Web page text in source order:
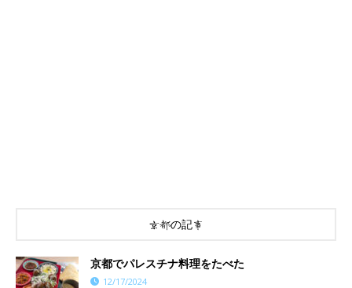
京都の記事
京都でパレスチナ料理をたべた
12/17/2024